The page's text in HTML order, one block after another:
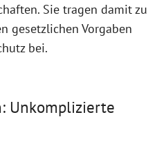
Sie tragen damit zu
gesetzlichen Vorgaben
bei.
Unkomplizierte